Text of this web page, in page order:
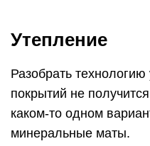
Утепление
Разобрать
покрытий не
каком-то одном
минеральные маты.